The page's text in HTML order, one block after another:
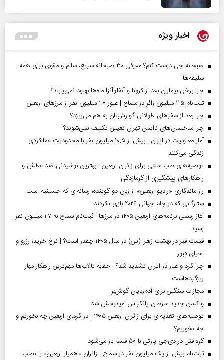
اخبار ویژه
صبحانه چی درست کنم؟ معرفی ۳۰ صبحانه سریع، سالم و مقوی برای همه
سلیقه‌ها
چرا برخی بیماران بعد از کرونا و آنفلوآنزا ماه‌ها بهبود نمی‌یابند؟
ثبت‌نام ۲.۵ میلیون زائر در سماح | عبور ۱.۷ میلیون نفر از مرز‌های اربعین
چرا بعد از سفرهای طولانی گوارش‌تان به هم می‌ریزد؟
چرا ساختمان‌های ناایمن تهران تعیین تکلیف نمی‌شوند؟
آمار معلولیت در ایران | بیش از ۱۰.۵ میلیون نفر با محدودیت عملکردی
زندگی می‌کنند
توصیه‌های طب سنتی برای زائران اربعین | بهترین نوشیدنی ضد عطش و
راهکارهای پیشگیری از گرمازدگی
راز ماندگاری «رادیو اربعین» از زبان دو گوینده؛ رسانه‌ای که حسینیه است
ستارگانی که در جام جهانی ۲۰۲۶ بازی نکردند
آغاز رسمی برنامه‌های اربعین ۱۴۰۵ در مرز‌ها | ثبت‌نام سماح به ۱.۷ میلیون نفر
رسید
قیمت قبر در بهشت زهرا (س) در سال ۱۴۰۵ چقدر است؟ | نرخ خرید، رزرو و
احیای قبور
چرا گرد و غبار در ایران تشدید شد؟ | حقابه تالاب‌ها مهم‌ترین راهکار مهار
ریزگردهاست
مجازات سنگین برای آدم‌ربایان گوش‌بر
واکسن جدید سرطان پانکراس امیدبخش شد
توصیه‌های تغذیه‌ای برای زائران اربعین ۱۴۰۵ | در گرمای اربعین چه بخوریم و
چه نخوریم؟
گره قتل در دی‌جی پارتی با ۵۰ قسم باز می‌شود
ثبت‌نام بیش از یک میلیون نفر در سماح | زائران «همیار اربعین» را نصب